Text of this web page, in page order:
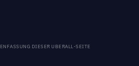
DIESER UBERALL-SEITE